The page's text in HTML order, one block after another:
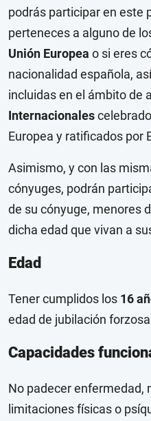
podrás participar en este
perteneces a alguno de
Unión Europea o si eres
nacionalidad española,
incluidas en el ámbito de
Internacionales
Europea y ratificados por
Asimismo, y con las
cónyuges, podrán
de su cónyuge, menores
dicha edad que vivan a
Edad
Tener cumplidos los 16
edad de jubilación
Capacidades
No padecer enfermedad,
limitaciones físicas o